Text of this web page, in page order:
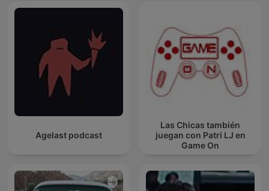
Agelast podcast
Las Chicas también
juegan con Patri LJ en
Game On